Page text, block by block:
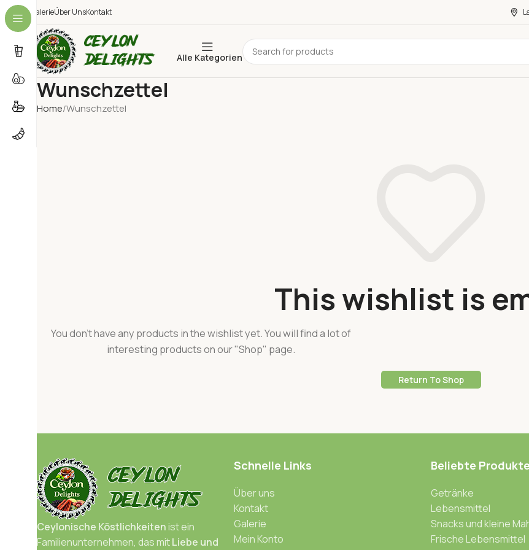
GalerieÜber UnsKontakt
Alle Kategorien
Wunschzettel
Home Wunschzettel
This wishlist is
You don't have any products in the wishlist yet. You will find a lot of
interesting products on our "Shop" page.
Return To Shop
Ceylonische Köstlichkeitenist ein
Familienunternehmen, das mitLiebe und
Schnelle Links
Über uns
Kontakt
Galerie
Mein Konto
Beliebte Produkte
Getränke
Lebensmittel
Snacks und kleine
Frische Lebensmittel